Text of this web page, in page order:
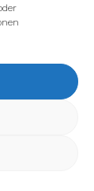
auf
wir